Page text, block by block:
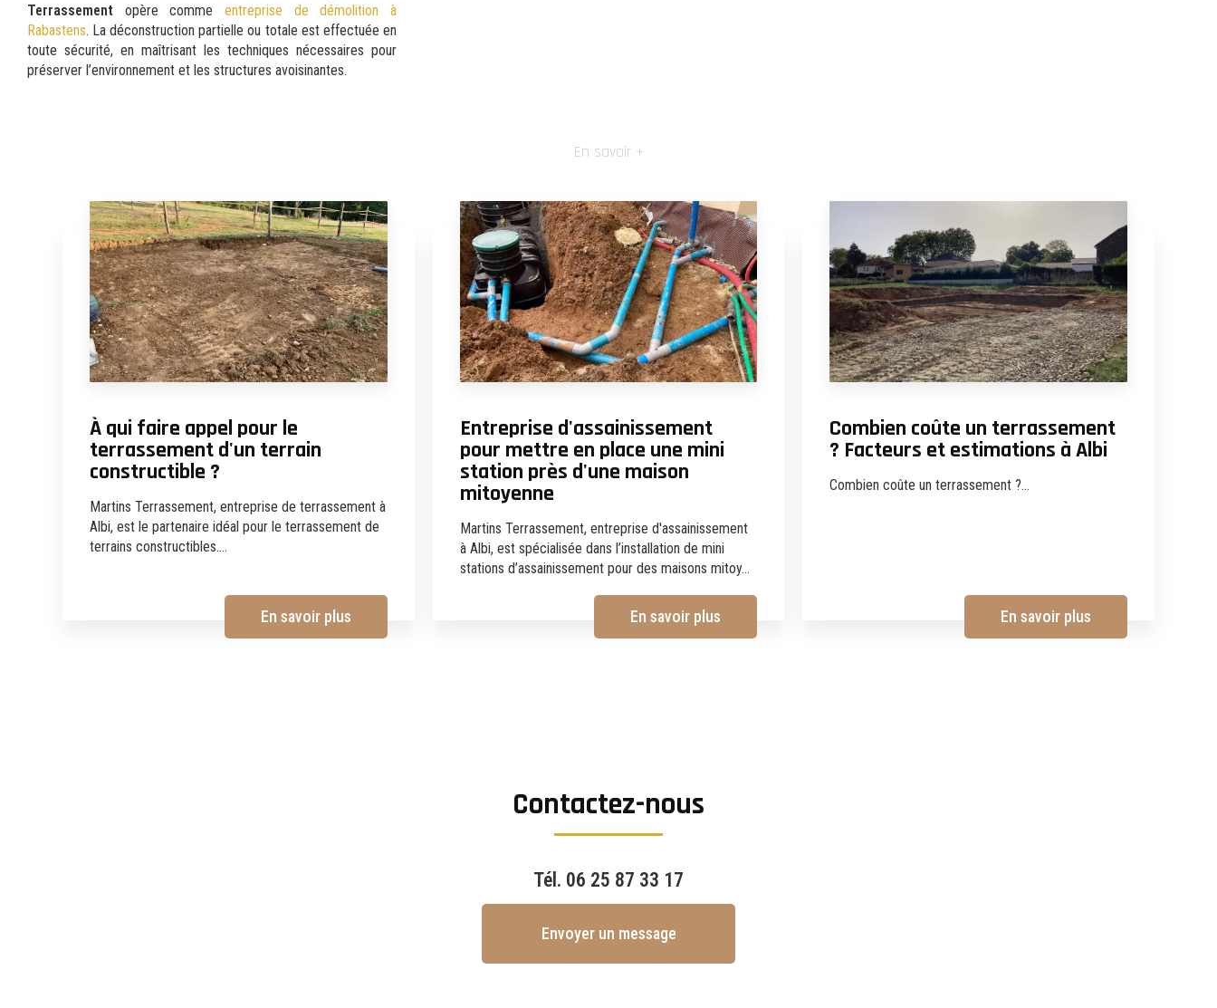
Terrassement opère comme entreprise de démolition à
Rabastens. La déconstruction partielle ou totale est effectuée en
toute sécurité, en maîtrisant les techniques nécessaires pour
préserver l’environnement et les structures avoisinantes.
En savoir +
À qui faire appel pour le
terrassement d'un terrain
constructible ?
Martins Terrassement, entreprise de terrassement à
Albi, est le partenaire idéal pour le terrassement de
terrains constructibles....
En savoir plus
Entreprise d'assainissement
pour mettre en place une mini
station près d'une maison
mitoyenne
Martins Terrassement, entreprise d'assainissement
à Albi, est spécialisée dans l’installation de mini
stations d’assainissement pour des maisons mitoy...
En savoir plus
Combien coûte un terrassement
? Facteurs et estimations à Albi
Combien coûte un terrassement ?...
En savoir plus
Contactez-nous
Tél. 06 25 87 33 17
Envoyer un message